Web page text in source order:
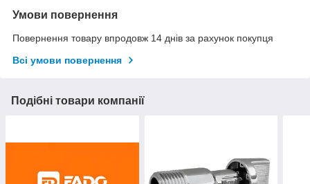
Умови повернення
Повернення товару впродовж 14 днів за рахунок покупця
Всі умови повернення
Подібні товари компанії